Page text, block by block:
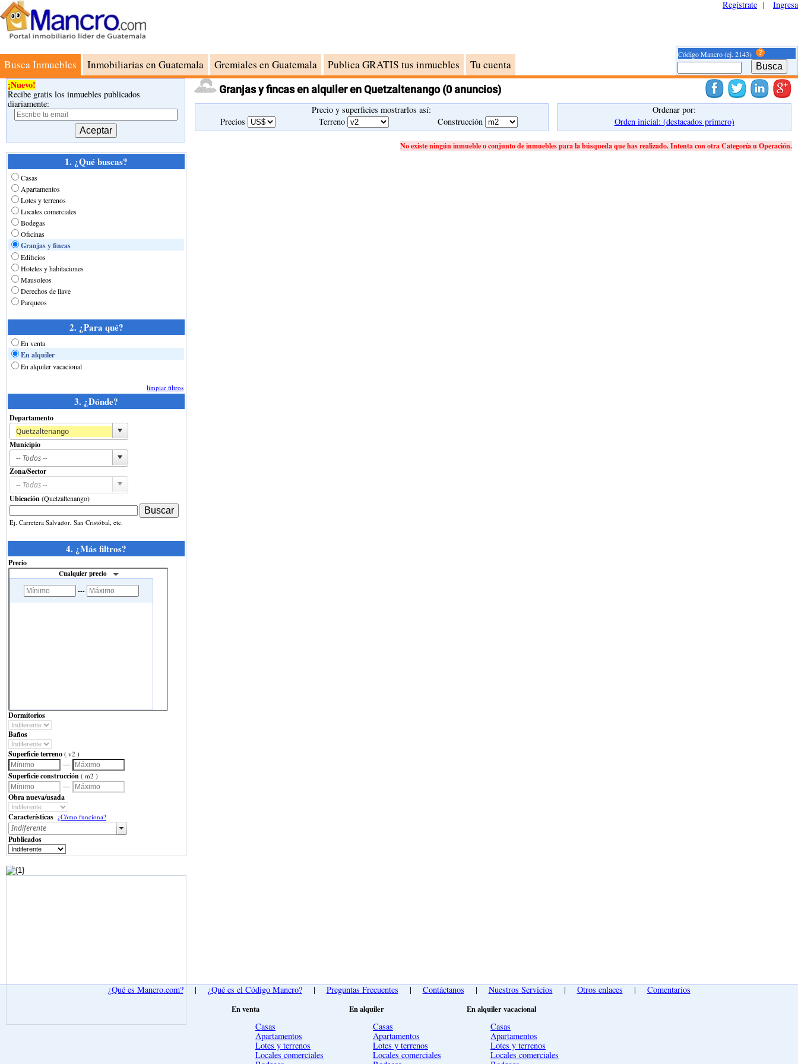
Busca Inmuebles Inmobiliarias en Guatemala Gremiales en Guatemala Publica GRATIS tus inmuebles Tu cuenta
Regístrate | Ingresa
Código Mancro (ej. 2143)
Granjas y fincas en alquiler en Quetzaltenango(0 anuncios)
Precio y superficies mostrarlos así:
Precios
Terreno Construcción
Ordenar por:
Orden inicial: (destacados primero)
No existe ningún inmueble o conjunto de inmuebles para la búsqueda que has realizado. Intenta con otra Categoría u Operación.
¡Nuevo!
Recibe gratis los inmuebles publicados
diariamente:
1. ¿Qué buscas?
Casas
Apartamentos
Lotes y terrenos
Locales comerciales
Bodegas
Oficinas
Granjas y fincas
Edificios
Hoteles y habitaciones
Mausoleos
Derechos de llave
Parqueos
2. ¿Para qué?
En venta
En alquiler
En alquiler vacacional
limpiar filtros
3. ¿Dónde?
Departamento
Municipio
Zona/Sector
Ubicación(Quetzaltenango)
Ej. Carretera Salvador, San Cristóbal, etc.
4. ¿Más filtros?
Precio
Cualquier precio
---
Dormitorios
Baños
Superficie terreno ( v2 )
---
Superficie construcción ( m2 )
---
Obra nueva/usada
Características ¿Cómo funciona?
Publicados
¿Qué es Mancro.com?| ¿Qué es el Código Mancro?| Preguntas Frecuentes | Contáctanos | Nuestros Servicios | Otros enlaces | Comentarios
En venta
Casas
Apartamentos
Lotes y terrenos
Locales comerciales
En alquiler
Casas
Apartamentos
Lotes y terrenos
Locales comerciales
En alquiler vacacional
Casas
Apartamentos
Lotes y terrenos
Locales comerciales